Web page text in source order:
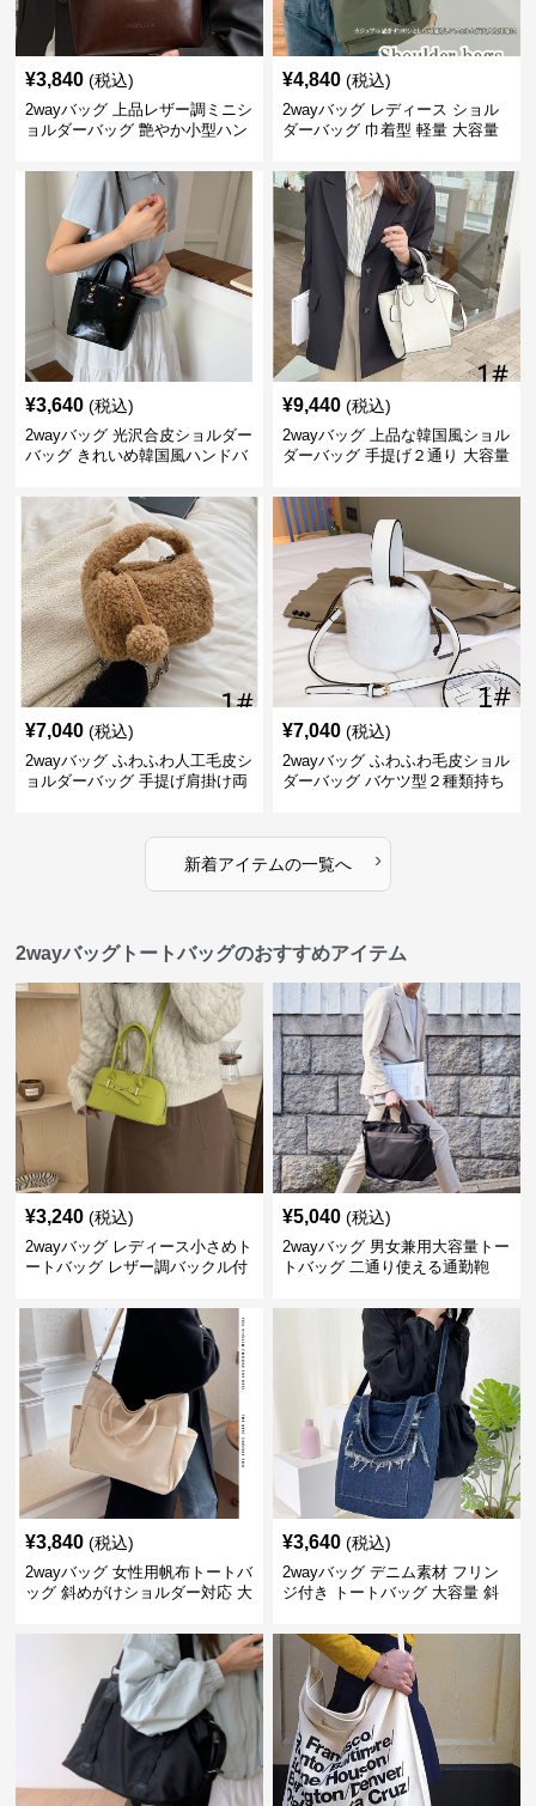
¥3,840 (税込)
2wayバッグ 上品レザー調ミニシ
ョルダーバッグ 艶やか小型ハン
¥4,840 (税込)
2wayバッグ レディース ショル
ダーバッグ 巾着型 軽量 大容量
¥3,640 (税込)
2wayバッグ 光沢合皮ショルダー
バッグ きれいめ韓国風ハンドバ
¥9,440 (税込)
2wayバッグ 上品な韓国風ショル
ダーバッグ 手提げ２通り 大容量
¥7,040 (税込)
2wayバッグ ふわふわ人工毛皮シ
ョルダーバッグ 手提げ肩掛け両
¥7,040 (税込)
2wayバッグ ふわふわ毛皮ショル
ダーバッグ バケツ型２種類持ち
新着アイテムの一覧へ ›
2wayバッグトートバッグのおすすめアイテム
¥3,240 (税込)
2wayバッグ レディース小さめト
ートバッグ レザー調バックル付
¥5,040 (税込)
2wayバッグ 男女兼用大容量トー
トバッグ 二通り使える通勤鞄
¥3,840 (税込)
2wayバッグ 女性用帆布トートバ
ッグ 斜めがけショルダー対応 大
¥3,640 (税込)
2wayバッグ デニム素材 フリン
ジ付き トートバッグ 大容量 斜